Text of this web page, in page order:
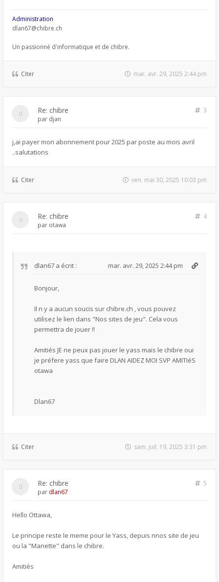
Administration
dlan67@chibre.ch
Un passionné d'informatique et de chibre.
Citer mar. avr. 29, 2025 2:44 pm
Re: chibre
3
par djan
j,ai payer mon abonnement pour 2025 par poste au mois avril
..salutations
Citer ven. mai 30, 2025 10:03 pm
Re: chibre
4
par otawa
dlan67 a écrit : mar. avr. 29, 2025 2:44 pm
Bonjour,
Il n y a aucun soucis sur chibre.ch , vous pouvez
utilisez le lien dans "Nos sites de jeu". Cela vous
permettra de jouer !!
Amitiés JE ne peux pas jouer le yass mais le chibre oui
je préfere yass que faire DLAN AIDEZ MOI SVP AMITIéS
otawa
Dlan67
Citer sam. juil. 19, 2025 3:31 pm
Re: chibre
5
par dlan67
Hello Ottawa,
Le principe reste le meme pour le Yass, depuis nnos site de jeu
ou la "Manette" dans le chibre.
Amitiés